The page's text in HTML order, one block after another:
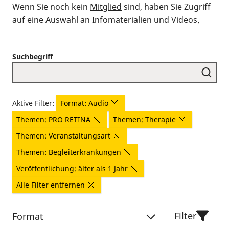
Wenn Sie noch kein Mitglied sind, haben Sie Zugriff
auf eine Auswahl an Infomaterialien und Videos.
Suchbegriff
Aktive Filter:
Format: Audio
Themen: PRO RETINA
Themen: Therapie
Themen: Veranstaltungsart
Themen: Begleiterkrankungen
Veröffentlichung: älter als 1 Jahr
Alle Filter entfernen
Format Filter